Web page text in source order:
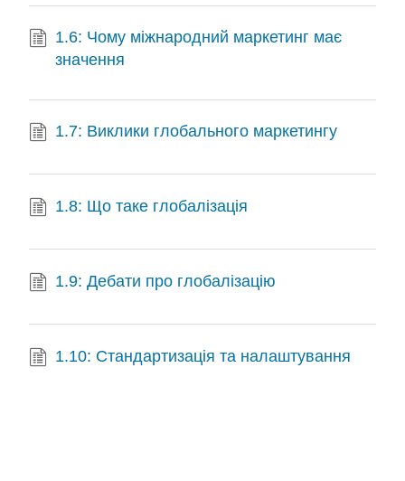
1.6: Чому міжнародний маркетинг має
значення
1.7: Виклики глобального маркетингу
1.8: Що таке глобалізація
1.9: Дебати про глобалізацію
1.10: Стандартизація та налаштування